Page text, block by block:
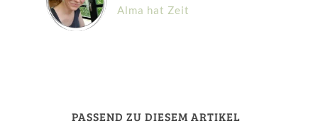
Alma hat Zeit
PASSEND ZU DIESEM ARTIKEL